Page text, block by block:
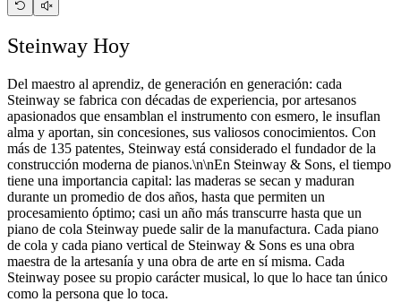
Steinway Hoy
Del maestro al aprendiz, de generación en generación: cada
Steinway se fabrica con décadas de experiencia, por artesanos
apasionados que ensamblan el instrumento con esmero, le insuflan
alma y aportan, sin concesiones, sus valiosos conocimientos. Con
más de 135 patentes, Steinway está considerado el fundador de la
construcción moderna de pianos.\n\nEn Steinway ⁠&⁠ Sons, el tiempo
tiene una importancia capital: las maderas se secan y maduran
durante un promedio de dos años, hasta que permiten un
procesamiento óptimo; casi un año más transcurre hasta que un
piano de cola Steinway puede salir de la manufactura. Cada piano
de cola y cada piano vertical de Steinway ⁠&⁠ Sons es una obra
maestra de la artesanía y una obra de arte en sí misma. Cada
Steinway posee su propio carácter musical, lo que lo hace tan único
como la persona que lo toca.